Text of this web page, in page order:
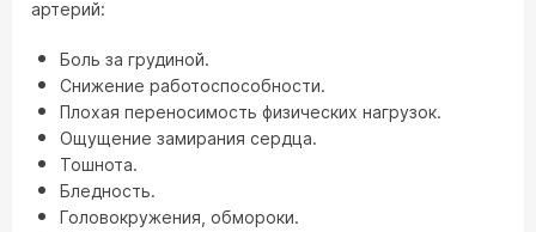
артерий:
Боль за грудиной.
Снижение работоспособности.
Плохая переносимость физических нагрузок.
Ощущение замирания сердца.
Тошнота.
Бледность.
Головокружения, обмороки.